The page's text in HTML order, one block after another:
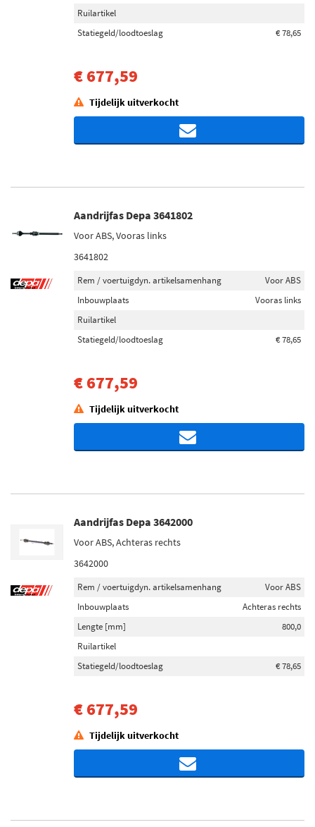
Ruilartikel
Statiegeld/loodtoeslag
€ 78,65
€ 677,59
Tijdelijk uitverkocht
Aandrijfas Depa 3641802
Voor ABS, Vooras links
3641802
Rem / voertuigdyn. artikelsamenhang
Voor ABS
Inbouwplaats
Vooras links
Ruilartikel
Statiegeld/loodtoeslag
€ 78,65
€ 677,59
Tijdelijk uitverkocht
Aandrijfas Depa 3642000
Voor ABS, Achteras rechts
3642000
Rem / voertuigdyn. artikelsamenhang
Voor ABS
Inbouwplaats
Achteras rechts
Lengte [mm]
800,0
Ruilartikel
Statiegeld/loodtoeslag
€ 78,65
€ 677,59
Tijdelijk uitverkocht